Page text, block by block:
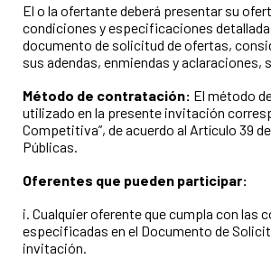
El o la ofertante deberá presentar su
condiciones y especificaciones
documento de solicitud de ofertas,
sus adendas, enmiendas y aclaraciones,
Método de contratación: El método
utilizado en la presente invitación
Competitiva”, de acuerdo al Artículo 39
Públicas.
Oferentes que pueden participar:
i. Cualquier oferente que cumpla con las
especificadas en el Documento de
invitación.